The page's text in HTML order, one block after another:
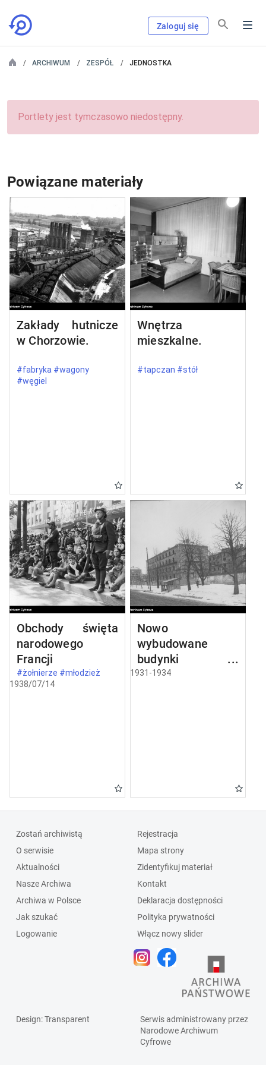
Zaloguj się
ARCHIWUM ZESPÓŁ JEDNOSTKA
Portlety jest tymczasowo niedostępny.
Powiązane materiały
Zakłady hutnicze
w Chorzowie.
#fabryka #wagony
#węgiel
Wnętrza
mieszkalne.
#tapczan #stół
Obchody święta
narodowego
Francji
#żołnierze #młodzież
1938/07/14
Nowo
wybudowane
budynki w
Częstochowie
1931-1934
Zostań archiwistą
O serwisie
Aktualności
Nasze Archiwa
Archiwa w Polsce
Jak szukać
Logowanie
Rejestracja
Mapa strony
Zidentyfikuj materiał
Kontakt
Deklaracja dostępności
Polityka prywatności
Włącz nowy slider
Design: Transparent
Serwis administrowany przez
Narodowe Archiwum
Cyfrowe